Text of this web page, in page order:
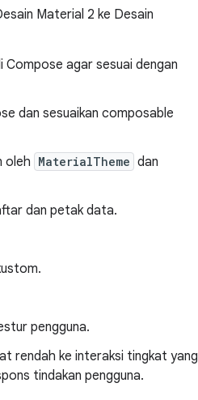
Material 2 ke Desain
Compose agar sesuai dengan
dan sesuaikan composable
oleh MaterialTheme dan
dan petak data.
pengguna.
rendah ke interaksi tingkat yang
tindakan pengguna.